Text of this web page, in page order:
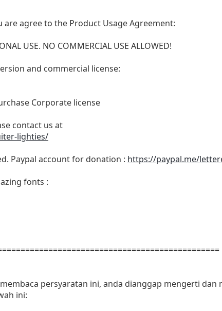
agree to the Product Usage Agreement:
USE. NO COMMERCIAL USE ALLOWED!
and commercial license:
Corporate license
contact us at
lighties/
Paypal account for donation : https://paypal.me/
fonts :
persyaratan ini, anda dianggap mengerti dan
ini: